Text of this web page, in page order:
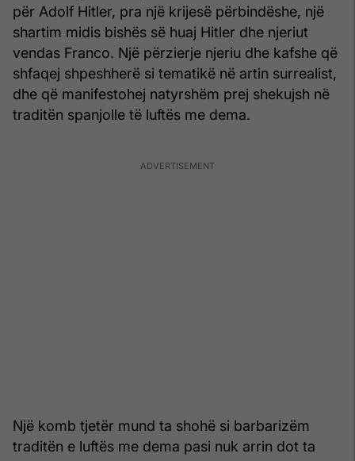
për Adolf Hitler, pra një krijesë përbindëshe, një
shartim midis bishës së huaj Hitler dhe njeriut
vendas Franco. Një përzierje njeriu dhe kafshe që
shfaqej shpeshherë si tematikë në artin surrealist,
dhe që manifestohej natyrshëm prej shekujsh në
traditën spanjolle të luftës me dema.
Një komb tjetër mund ta shohë si barbarizëm
traditën e luftës me dema pasi nuk arrin dot ta